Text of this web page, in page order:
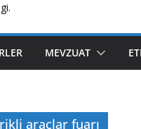
MEVZUAT
araçlar fuarı